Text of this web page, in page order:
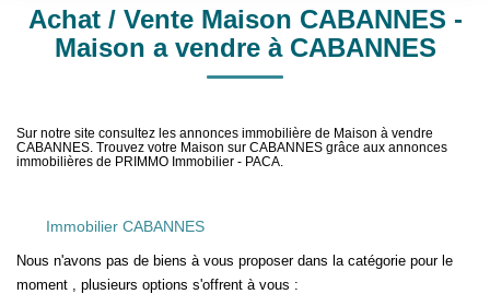
LOCATIONS
ESTIMATION & EXPERTISE
Qui Sommes-Nous
Nos Services
Nos Partenaires
Surface min Budget max
Achat / Vente Maison CABANNES -
Maison a vendre à CABANNES
Sur notre site consultez les annonces immobilière de Maison à vendre
CABANNES. Trouvez votre Maison sur CABANNES grâce aux annonces
immobilières de PRIMMO Immobilier - PACA.
Immobilier CABANNES
Nous n'avons pas de biens à vous proposer dans la catégorie pour le
moment , plusieurs options s'offrent à vous :